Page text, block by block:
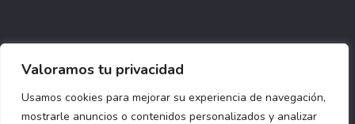
Valoramos tu privacidad
Usamos cookies para mejorar su experiencia de navegación,
mostrarle anuncios o contenidos personalizados y analizar